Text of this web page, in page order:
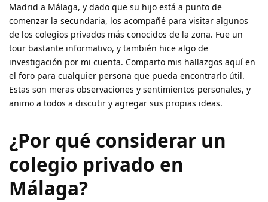
Madrid a Málaga, y dado que su hijo está a punto de
comenzar la secundaria, los acompañé para visitar algunos
de los colegios privados más conocidos de la zona. Fue un
tour bastante informativo, y también hice algo de
investigación por mi cuenta. Comparto mis hallazgos aquí en
el foro para cualquier persona que pueda encontrarlo útil.
Estas son meras observaciones y sentimientos personales, y
animo a todos a discutir y agregar sus propias ideas.
¿Por qué considerar un
colegio privado en
Málaga?